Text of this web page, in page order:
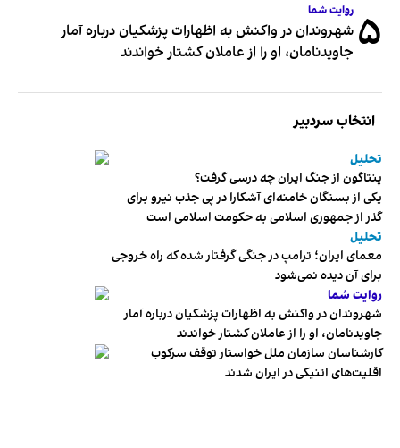
۵ روایت شما
شهروندان در واکنش به اظهارات پزشکیان درباره آمار
جاویدنامان، او را از عاملان کشتار خواندند
انتخاب سردبیر
تحلیل
پنتاگون از جنگ ایران چه درسی گرفت؟
یکی از بستگان خامنه‌ای آشکارا در پی جذب نیرو برای
گذر از جمهوری اسلامی به حکومت اسلامی است
تحلیل
معمای ایران؛ ترامپ در جنگی گرفتار شده که راه خروجی
برای آن دیده نمی‌شود
روایت شما
شهروندان در واکنش به اظهارات پزشکیان درباره آمار
جاویدنامان، او را از عاملان کشتار خواندند
کارشناسان سازمان ملل خواستار توقف سرکوب
اقلیت‌های اتنیکی در ایران شدند